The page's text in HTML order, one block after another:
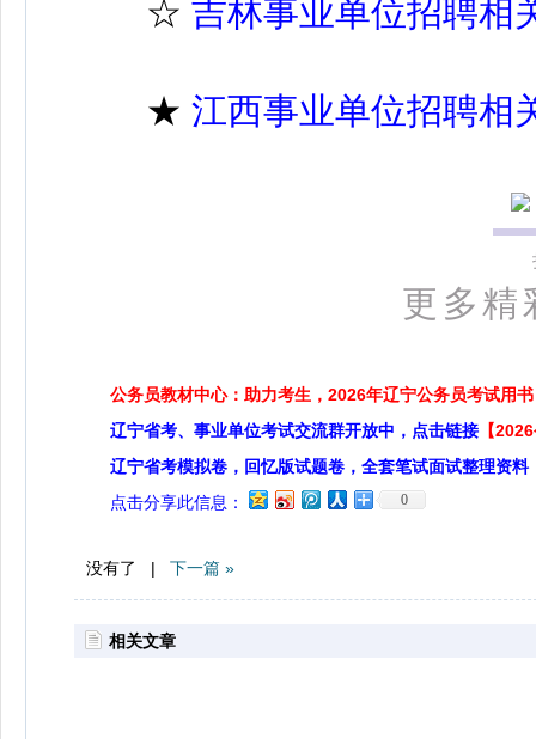
☆ 吉林事业单位招聘相
★ 江西事业单位招聘相
更多精
公务员教材中心：助力考生，2026年辽宁公务员考试用书
辽宁省考、事业单位考试交流群开放中，点击链接 【
辽宁省考模拟卷，回忆版试题卷，全套笔试面试整理资料
点击分享此信息：
0
没有了 | 下一篇 »
相关文章